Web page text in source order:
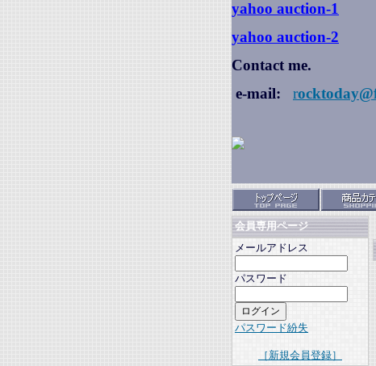
yahoo auction-1
yahoo auction-2
Contact me.
e-mail:
r
会員専用ページ
メールアドレス
パスワード
パスワード紛失
［新規会員登録］